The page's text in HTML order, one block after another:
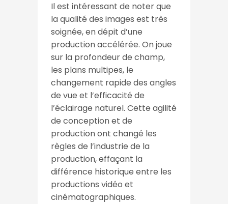
Il est intéressant de noter que
la qualité des images est très
soignée, en dépit d’une
production accélérée. On joue
sur la profondeur de champ,
les plans multipes, le
changement rapide des angles
de vue et l’efficacité de
l’éclairage naturel. Cette agilité
de conception et de
production ont changé les
règles de l’industrie de la
production, effaçant la
différence historique entre les
productions vidéo et
cinématographiques.